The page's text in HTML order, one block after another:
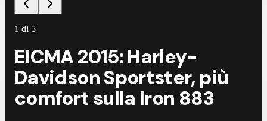
1 di 5
EICMA 2015: Harley-
Davidson Sportster, più
comfort sulla Iron 883